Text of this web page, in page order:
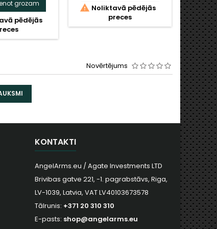
grozam
pēdējās
 Noliktavā pēdējās
preces


Novērtējums
KONTAKTI
AngelArms.eu / Agate Investments LTD
Brivibas gatve 221, -1. pagrabstāvs, Riga,
LV-1039, Latvia, VAT LV40103673578
Tālrunis: +371 20 310 310
E-pasts: shop@angelarms.eu